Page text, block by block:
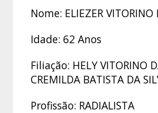
Nome: ELIEZER VITORINO
Idade: 62 Anos
Filiação: HELY VITORINO
CREMILDA BATISTA DA
Profissão: RADIALISTA